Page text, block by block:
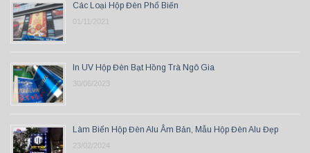
Các Loại Hộp Đèn Phổ Biến
01/11/2021
In UV Hộp Đèn Bạt Hồng Trà Ngô Gia
30/06/2023
Làm Biển Hộp Đèn Alu Âm Bản, Mẫu Hộp Đèn Alu Đẹp
23/02/2024